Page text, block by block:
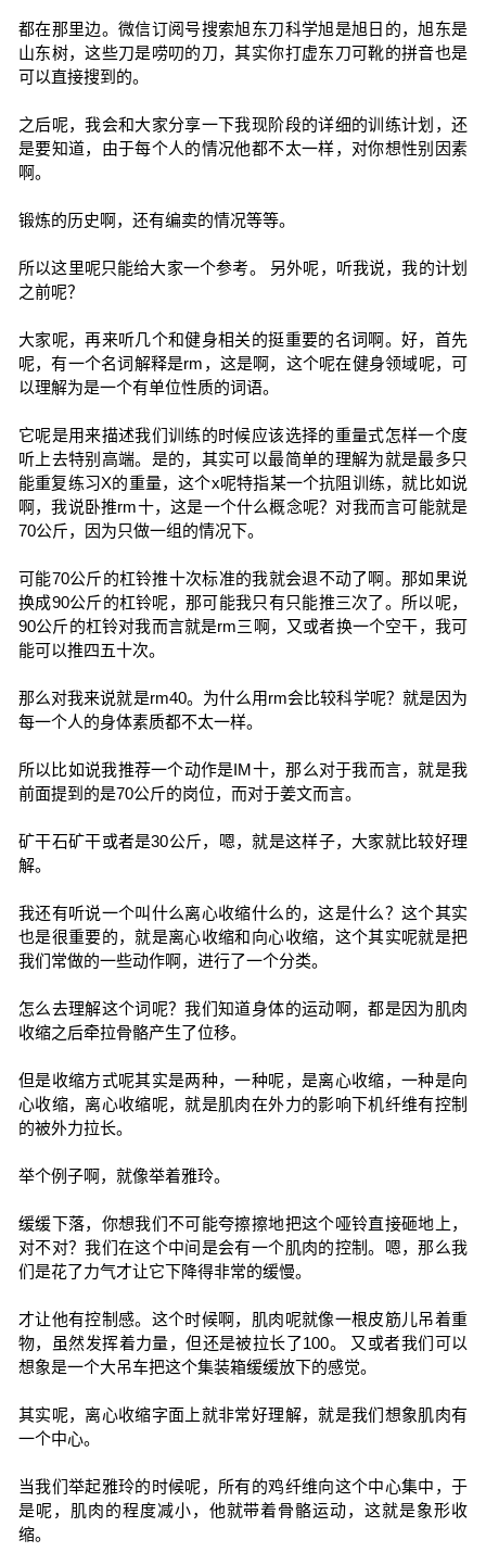
都在那里边。微信订阅号搜索旭东刀科学旭是旭日的，旭东是
山东树，这些刀是唠叨的刀，其实你打虚东刀可靴的拼音也是
可以直接搜到的。
之后呢，我会和大家分享一下我现阶段的详细的训练计划，还
是要知道，由于每个人的情况他都不太一样，对你想性别因素
啊。
锻炼的历史啊，还有编卖的情况等等。
所以这里呢只能给大家一个参考。 另外呢，听我说，我的计划
之前呢？
大家呢，再来听几个和健身相关的挺重要的名词啊。好，首先
呢，有一个名词解释是rm，这是啊，这个呢在健身领域呢，可
以理解为是一个有单位性质的词语。
它呢是用来描述我们训练的时候应该选择的重量式怎样一个度
听上去特别高端。是的，其实可以最简单的理解为就是最多只
能重复练习X的重量，这个x呢特指某一个抗阻训练，就比如说
啊，我说卧推rm十，这是一个什么概念呢？对我而言可能就是
70公斤，因为只做一组的情况下。
可能70公斤的杠铃推十次标准的我就会退不动了啊。那如果说
换成90公斤的杠铃呢，那可能我只有只能推三次了。所以呢，
90公斤的杠铃对我而言就是rm三啊，又或者换一个空干，我可
能可以推四五十次。
那么对我来说就是rm40。为什么用rm会比较科学呢？就是因为
每一个人的身体素质都不太一样。
所以比如说我推荐一个动作是IM十，那么对于我而言，就是我
前面提到的是70公斤的岗位，而对于姜文而言。
矿干石矿干或者是30公斤，嗯，就是这样子，大家就比较好理
解。
我还有听说一个叫什么离心收缩什么的，这是什么？这个其实
也是很重要的，就是离心收缩和向心收缩，这个其实呢就是把
我们常做的一些动作啊，进行了一个分类。
怎么去理解这个词呢？我们知道身体的运动啊，都是因为肌肉
收缩之后牵拉骨骼产生了位移。
但是收缩方式呢其实是两种，一种呢，是离心收缩，一种是向
心收缩，离心收缩呢，就是肌肉在外力的影响下机纤维有控制
的被外力拉长。
举个例子啊，就像举着雅玲。
缓缓下落，你想我们不可能夸擦擦地把这个哑铃直接砸地上，
对不对？我们在这个中间是会有一个肌肉的控制。嗯，那么我
们是花了力气才让它下降得非常的缓慢。
才让他有控制感。这个时候啊，肌肉呢就像一根皮筋儿吊着重
物，虽然发挥着力量，但还是被拉长了100。 又或者我们可以
想象是一个大吊车把这个集装箱缓缓放下的感觉。
其实呢，离心收缩字面上就非常好理解，就是我们想象肌肉有
一个中心。
当我们举起雅玲的时候呢，所有的鸡纤维向这个中心集中，于
是呢，肌肉的程度减小，他就带着骨骼运动，这就是象形收
缩。